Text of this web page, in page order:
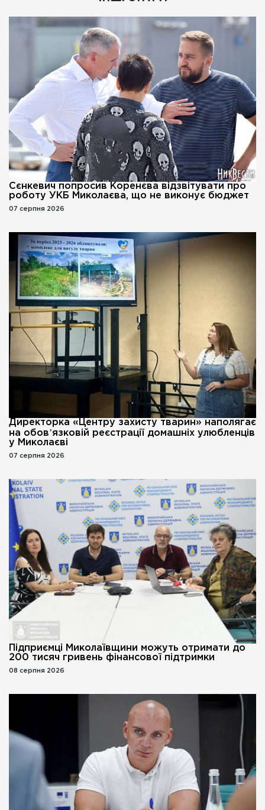
Сєнкевич попросив Коренєва відзвітувати про
роботу УКБ Миколаєва, що не виконує бюджет
07 серпня 2026
Директорка «Центру захисту тварин» наполягає
на обовʼязковій реєстрації домашніх улюбленців
у Миколаєві
07 серпня 2026
Підприємці Миколаївщини можуть отримати до
200 тисяч гривень фінансової підтримки
08 серпня 2026